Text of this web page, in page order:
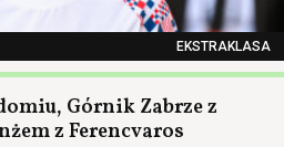
EKSTRAKLASA
Górnik Zabrze z
z Ferencvaros